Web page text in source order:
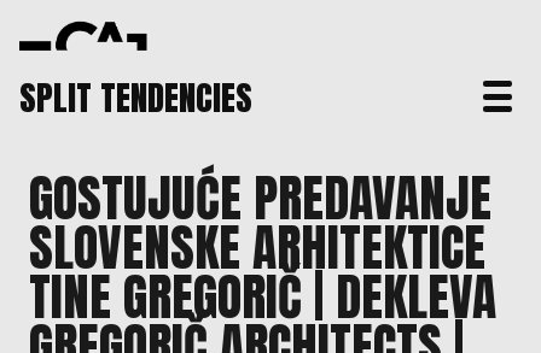
SPLIT TENDENCIES
GOSTUJUĆE PREDAVANJE
SLOVENSKE ARHITEKTICE
TINE GREGORIČ | DEKLEVA